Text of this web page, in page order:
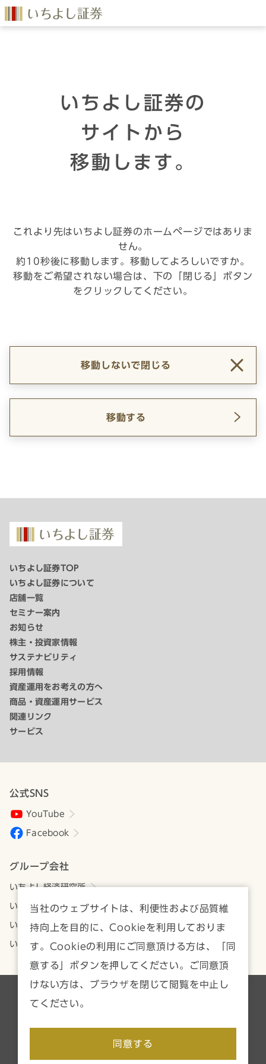
いちよし証券の
サイトから
移動します。
これより先はいちよし証券のホームページではありま
せん。
約10秒後に移動します。移動してよろしいですか。
移動をご希望されない場合は、下の「閉じる」ボタン
をクリックしてください。
移動しないで閉じる
移動する
いちよし証券TOP
いちよし証券について
店舗一覧
セミナー案内
お知らせ
株主・投資家情報
サステナビリティ
採用情報
資産運用をお考えの方へ
商品・資産運用サービス
関連リンク
サービス
公式SNS
YouTube
Facebook
グループ会社
いちよし経済研究所
いちよしアセットマネジメント
いちよしビジネスサービス
いちよしIFA
当社のウェブサイトは、利便性および品質維
持向上を目的に、Cookieを利用しておりま
す。Cookieの利用にご同意頂ける方は、「同
意する」ボタンを押してください。ご同意頂
けない方は、ブラウザを閉じて閲覧を中止し
てください。
同意する